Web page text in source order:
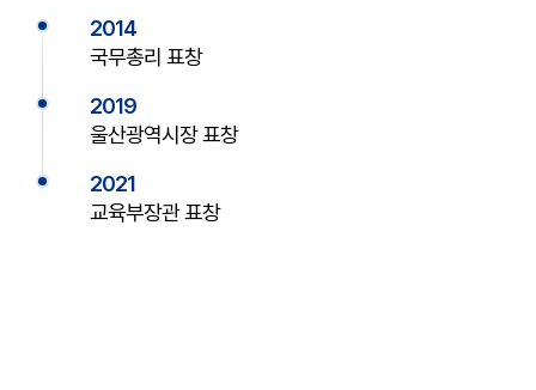
2014
국무총리 표창
2019
울산광역시장 표창
2021
교육부장관 표창